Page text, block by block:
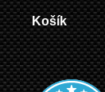
Košík